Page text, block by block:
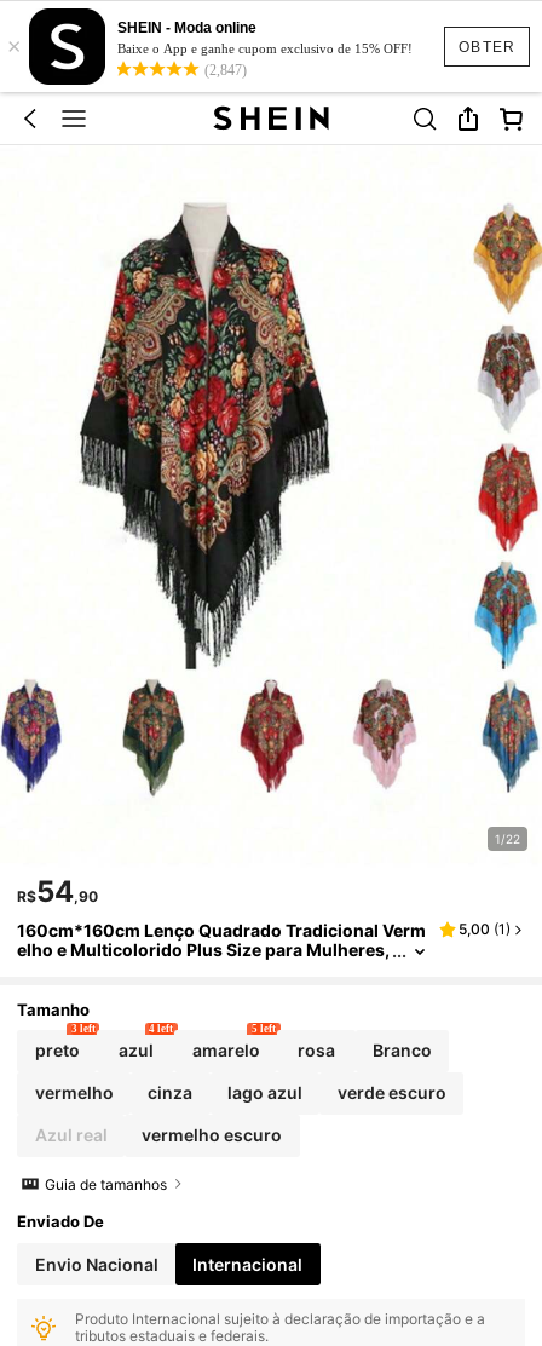
OBTER
×
SHEIN - Moda online
Baixe o App e ganhe cupom exclusivo de 15% OFF!
(2,847)
1/22
R$54,90
160cm*160cm Lenço Quadrado Tradicional Verm
elho e Multicolorido Plus Size para Mulheres,
de Praia
5,00 (1)
Tamanho
preto
3 left
azul
4 left
amarelo
5 left
rosa Branco
vermelho cinza lago azul verde escuro
Azul real vermelho escuro
Guia de tamanhos
Enviado De
Envio Nacional Internacional
Produto Internacional sujeito à declaração de importação e a
tributos estaduais e federais.